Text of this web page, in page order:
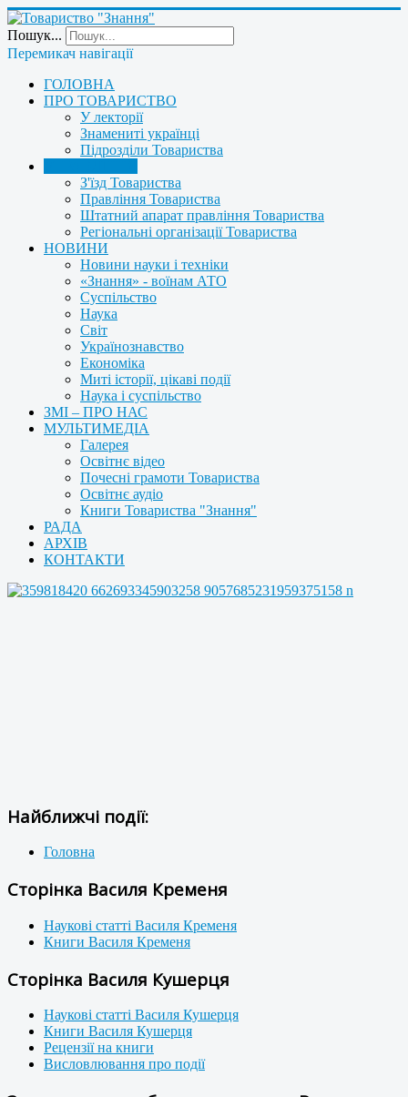
Пошук...
Перемикач навігації
ГОЛОВНА
ПРО ТОВАРИСТВО
У лекторії
Знамениті українці
Підрозділи Товариства
З'їзд Товариства
Правління Товариства
Штатний апарат правління Товариства
Регіональні організації Товариства
НОВИНИ
Новини науки і техніки
«Знання» - воїнам АТО
Суспільство
Наука
Світ
Українознавство
Економіка
Миті історії, цікаві події
Наука і суспільство
ЗМІ – ПРО НАС
МУЛЬТИМЕДІА
Галерея
Освітнє відео
Почесні грамоти Товариства
Освітнє аудіо
Книги Товариства "Знання"
РАДА
АРХІВ
КОНТАКТИ
Найближчі події:
Головна
Сторінка Василя Кременя
Наукові статті Василя Кременя
Книги Василя Кременя
Сторінка Василя Кушерця
Наукові статті Василя Кушерця
Книги Василя Кушерця
Рецензії на книги
Висловлювання про події